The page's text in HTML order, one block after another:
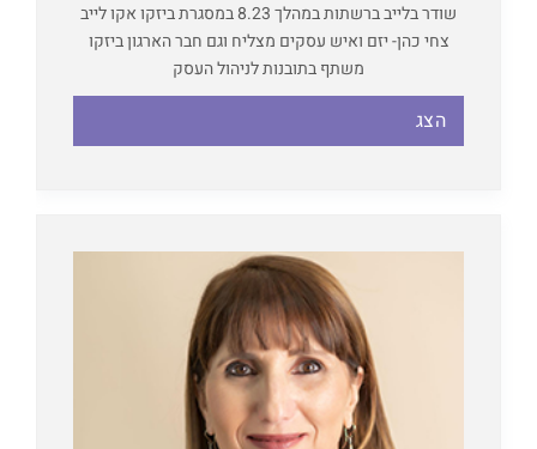
שודר בלייב ברשתות במהלך 8.23 במסגרת ביזקו אקו לייב
צחי כהן- יזם ואיש עסקים מצליח וגם חבר הארגון ביזקו
משתף בתובנות לניהול העסק
הצג